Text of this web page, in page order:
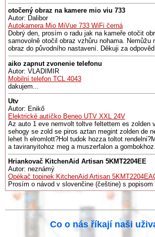
otočený obraz na kamere mio viu 733
Autor: Dalibor
Autokamera Mio MiVue 733 WiFi černá
Dobrý den, prosím o radu jak na kameře otočit
samovolně otočil obraz vzhůru nohama. Nemůžu
obraz do původního nastavení. Děkuji za
aiko zapnut zvonenie telefonu
Autor: VLADIMIR
Mobilní telefon TCL 4043
dakujem...
Utv
Autor: Enikő
Elektrické autíčko Beneo UTV XXL 24V
Az auto 1 eve nemvolt toltve feltettem es zolden
sehogy se zold se piros aztan megint zolden de
lehet h elromlott?Hol tudok hozza toltot
a taviranyitohoz meg a muszerfalon a
Hriankovač KitchenAid Artisan 5KMT2204EE
Autor: neznámý
Opékač topinek KitchenAid Artisan
Prosím o návod v slovenčine (češtine) s
Co o nás říkají naši